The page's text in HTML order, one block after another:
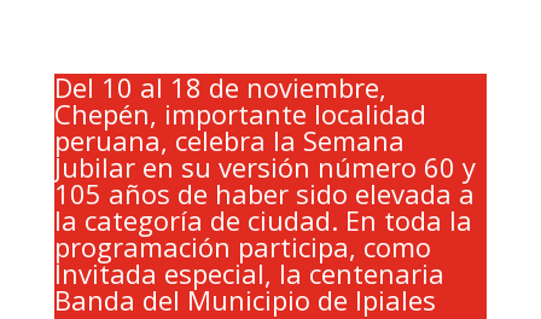
Del 10 al 18 de noviembre,
Chepén, importante localidad
peruana, celebra la Semana
Jubilar en su versión número 60 y
105 años de haber sido elevada a
la categoría de ciudad. En toda la
programación participa, como
Invitada especial, la centenaria
Banda del Municipio de Ipiales